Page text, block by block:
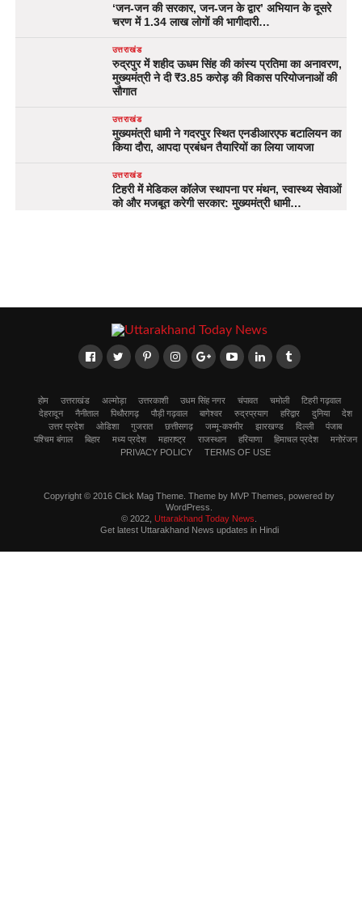
‘जन-जन की सरकार, जन-जन के द्वार’ अभियान के दूसरे
चरण में 1.34 लाख लोगों की भागीदारी…
उत्तराखंड
रुद्रपुर में शहीद ऊधम सिंह की कांस्य प्रतिमा का अनावरण,
मुख्यमंत्री ने दी ₹3.85 करोड़ की विकास परियोजनाओं की
सौगात
उत्तराखंड
मुख्यमंत्री धामी ने गदरपुर स्थित एनडीआरएफ बटालियन का
किया दौरा, आपदा प्रबंधन तैयारियों का लिया जायजा
उत्तराखंड
टिहरी में मेडिकल कॉलेज स्थापना पर मंथन, स्वास्थ्य सेवाओं
को और मजबूत करेगी सरकार: मुख्यमंत्री धामी…
होम उत्तराखंड अल्मोड़ा उत्तरकाशी उधम सिंह नगर चंपावत चमोली
टिहरी गढ़वाल
देहरादून
नैनीताल पिथौरागढ़ पौड़ी गढ़वाल बागेश्वर रुद्रप्रयाग हरिद्वार दुनिया
देश
उत्तर प्रदेश
ओडिशा गुजरात छत्तीसगढ़ जम्मू-कश्मीर झारखण्ड दिल्ली
पंजाब
पश्चिम बंगाल
बिहार मध्य प्रदेश महाराष्ट्र राजस्थान हरियाणा हिमाचल प्रदेश
मनोरंजन
PRIVACY POLICY
TERMS OF USE
Copyright © 2016 Click Mag Theme. Theme by MVP Themes, powered by
WordPress.
© 2022, Uttarakhand Today News
Get latest Uttarakhand News updates in Hindi